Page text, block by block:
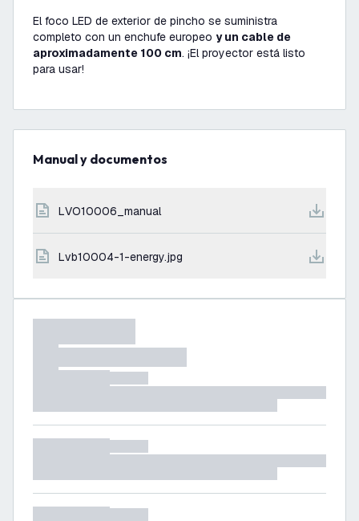
El foco LED de exterior de pincho se suministra
completo con un enchufe europeo y un cable de
aproximadamente 100 cm. ¡El proyector está listo
para usar!
Manual y documentos
LVO10006_manual
lvb10004-1-energy.jpg